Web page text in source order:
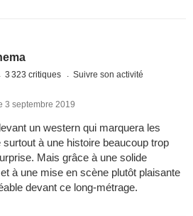
3 323 critiques Suivre son activité
3 septembre 2019
un western qui marquera les
à une histoire beaucoup trop
Mais grâce à une solide
à une mise en scène plutôt plaisante
devant ce long-métrage.